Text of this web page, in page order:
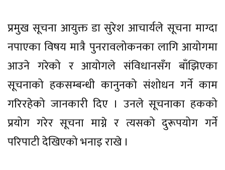
प्रमुख सूचना आयुक्त डा सुरेश आचार्यले सूचना माग्दा
नपाएका विषय मात्रै पुनरावलोकनका लागि आयोगमा
आउने गरेको र आयोगले संविधानसँग बाँझिएका
सूचनाको हकसम्बन्धी कानुनको संशोधन गर्ने काम
गरिरहेको जानकारी दिए । उनले सूचनाका हकको
प्रयोग गरेर सूचना माग्ने र त्यसको दुरूपयोग गर्ने
परिपाटी देखिएको भनाइ राखे ।